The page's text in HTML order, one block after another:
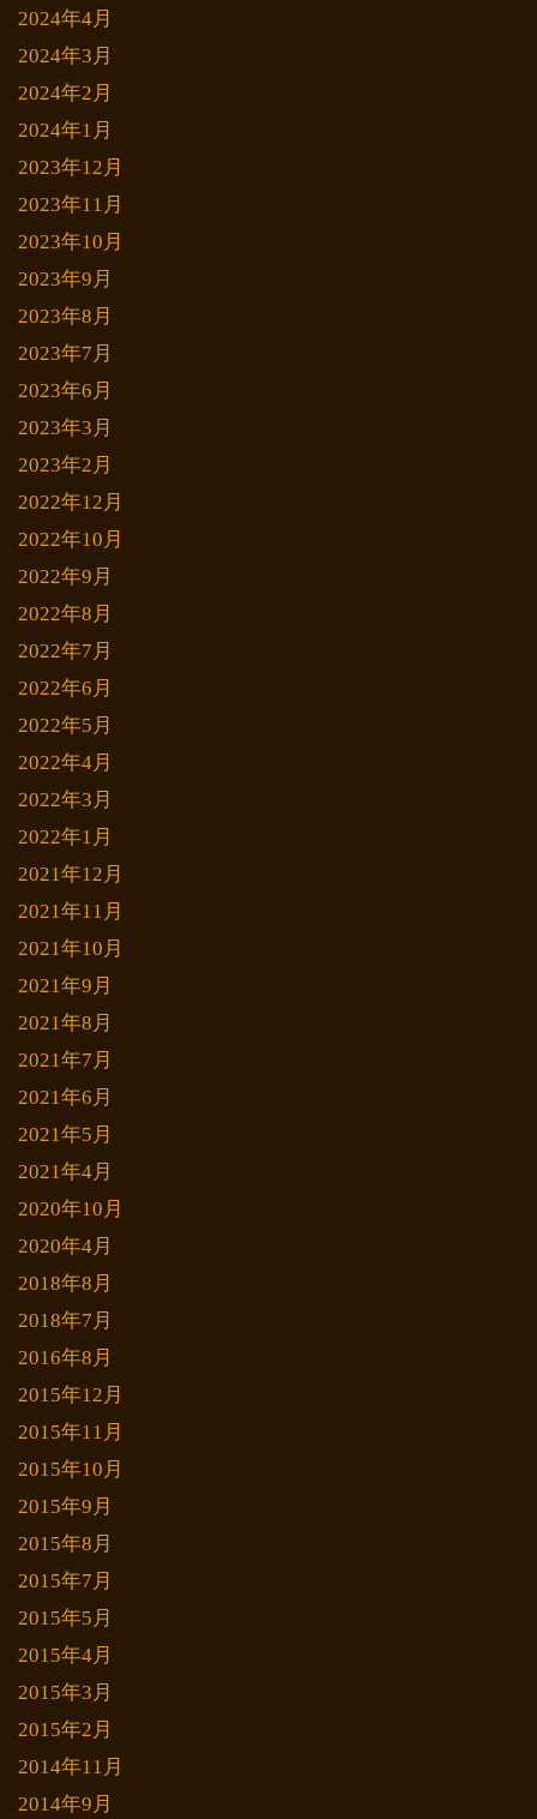
2024年4月
2024年3月
2024年2月
2024年1月
2023年12月
2023年11月
2023年10月
2023年9月
2023年8月
2023年7月
2023年6月
2023年3月
2023年2月
2022年12月
2022年10月
2022年9月
2022年8月
2022年7月
2022年6月
2022年5月
2022年4月
2022年3月
2022年1月
2021年12月
2021年11月
2021年10月
2021年9月
2021年8月
2021年7月
2021年6月
2021年5月
2021年4月
2020年10月
2020年4月
2018年8月
2018年7月
2016年8月
2015年12月
2015年11月
2015年10月
2015年9月
2015年8月
2015年7月
2015年5月
2015年4月
2015年3月
2015年2月
2014年11月
2014年9月